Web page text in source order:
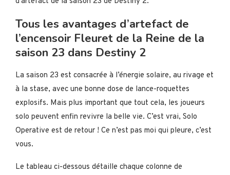
Tous les avantages d’artefact de
l’encensoir Fleuret de la Reine de la
saison 23 dans Destiny 2
La saison 23 est consacrée à l’énergie solaire, au rivage et
à la stase, avec une bonne dose de lance-roquettes
explosifs. Mais plus important que tout cela, les joueurs
solo peuvent enfin revivre la belle vie. C’est vrai, Solo
Operative est de retour ! Ce n’est pas moi qui pleure, c’est
vous.
Le tableau ci-dessous détaille chaque colonne de